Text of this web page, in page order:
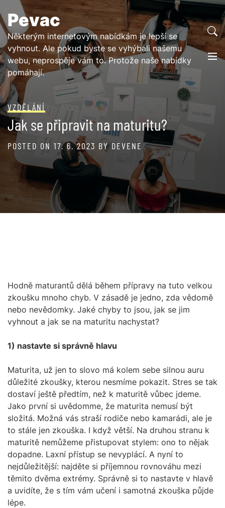
to
content
Pevac
Některým internetovým nabídkám je lepší se
vyhnout. Ale pokud byste se vyhýbali našemu
webu, neprospěje vám to. Protože naše nabídky
pomáhají.
VZDĚLÁNÍ
Jak se připravit na maturitu?
POSTED ON 17. 6. 2023 BY DEVENE
Hodně maturantů dělá během přípravy na tuto velkou
zkoušku mnoho chyb. V zásadě je jedno, zda vědomě
nebo nevědomky. Jaké chyby to jsou, jak se jim
vyhnout a jak se na maturitu nachystat?
1) nastavte si správně hlavu
Maturita, už jen to slovo má kolem sebe silnou auru
důležité zkoušky, kterou nesmíme pokazit. Stres se tak
dostaví ještě předtím, než k maturitě vůbec jdeme.
Jako první si uvědomme, že maturita nemusí být
složitá. Možná vás straší rodiče nebo kamarádi, ale je
to stále jen zkouška. I když větší. Na druhou stranu k
maturitě nemůžeme přistupovat stylem: ono to nějak
dopadne. Laxní přístup se nevyplácí. A nyní to
nejdůležitější: najděte si příjemnou rovnováhu mezi
těmito dvěma extrémy. Správně si to nastavte v hlavě
a uvidíte, že s tím vám učení i samotná zkouška půjde
lépe.